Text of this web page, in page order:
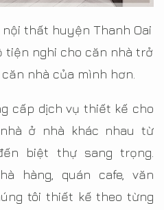
thất huyện Thanh Oai
tiện nghi cho căn nhà trở
nhà của mình hơn.
cấp dịch vụ thiết kế cho
ở nhà khác nhau từ
biệt thự sang trọng.
hàng, quán cafe, văn
tôi thiết kế theo từng